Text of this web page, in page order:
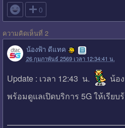
 0
ความคิดเห็นที่ 2
น้องฟ้า ดีแทค
26 กุมภาพันธ์ 2569 เวลา 12:34:41 น.
Update : เวลา 12:43 น.
น้อ
พร้อมดูแลเปิดบริการ 5G ให้เรียบ